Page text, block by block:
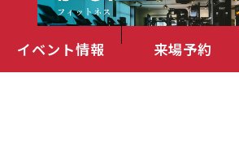
イベント情報 来場予約
SNS